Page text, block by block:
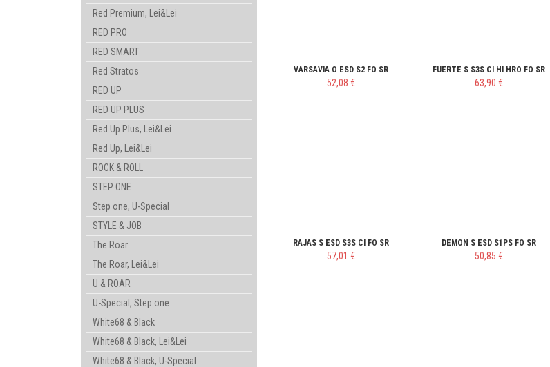
Red Premium, Lei&Lei
RED PRO
RED SMART
Red Stratos
RED UP
RED UP PLUS
Red Up Plus, Lei&Lei
Red Up, Lei&Lei
ROCK & ROLL
STEP ONE
Step one, U-Special
STYLE & JOB
The Roar
The Roar, Lei&Lei
U & ROAR
U-Special, Step one
White68 & Black
White68 & Black, Lei&Lei
White68 & Black, U-Special
VARSAVIA O ESD S2 FO SR
52,08 €
FUERTE S S3S CI HI HRO FO SR
63,90 €
RAJAS S ESD S3S CI FO SR
57,01 €
DEMON S ESD S1PS FO SR
50,85 €